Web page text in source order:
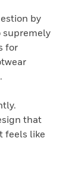
by
supremely
for
that
feels like